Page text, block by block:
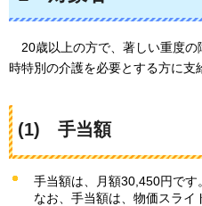
20歳以上の方で 、著しい重度
時特別の介護を必要とする方に支
(1) 手当額
手当額は、月額30,450円です
なお、手当額は、物価スライ